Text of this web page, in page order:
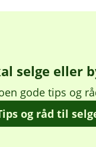
selge eller
gode tips og
og råd til